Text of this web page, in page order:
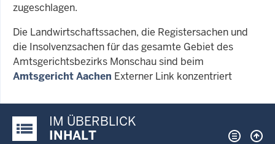
zugeschlagen.
Die Landwirtschaftssachen, die Registersachen und
die Insolvenzsachen für das gesamte Gebiet des
Amtsgerichtsbezirks Monschau sind beim
Amtsgericht Aachen Externer Link konzentriert
Justiz-Portal im Überblick:
IM ÜBERBLICK
INHALT